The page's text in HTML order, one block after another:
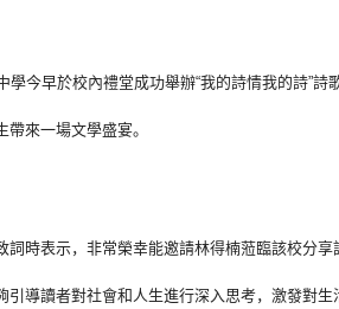
學今早於校內禮堂成功舉辦“我的詩情我的詩”詩
來一場文學盛宴。
時表示， 非常榮幸能邀請林得楠蒞臨該校分享
引導讀者對社會和人生進行深入思考， 激發對生